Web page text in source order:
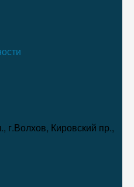
г.Волхов, Кировский пр.,